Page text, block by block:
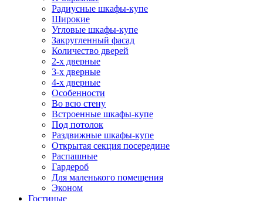
Радиусные шкафы-купе
Широкие
Угловые шкафы-купе
Закругленный фасад
Количество дверей
2-х дверные
3-х дверные
4-х дверные
Особенности
Во всю стену
Встроенные шкафы-купе
Под потолок
Раздвижные шкафы-купе
Открытая секция посередине
Распашные
Гардероб
Для маленького помещения
Эконом
Гостиные